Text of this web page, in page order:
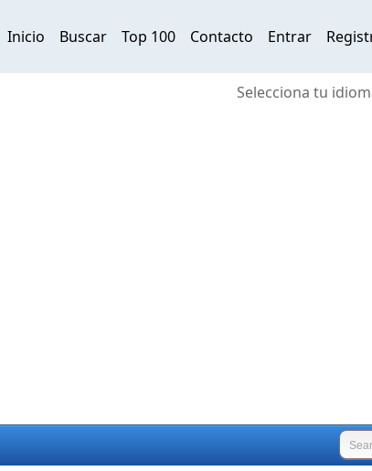
Inicio Buscar Top 100 Contacto Entrar
Selecciona tu